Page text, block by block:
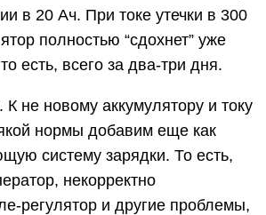
в 20 Ач. При токе утечки в 300
полностью “сдохнет” уже
есть, всего за два-три дня.
К не новому аккумулятору и току
нормы добавим еще как
систему зарядки. То есть,
некорректно
регулятор и другие проблемы,